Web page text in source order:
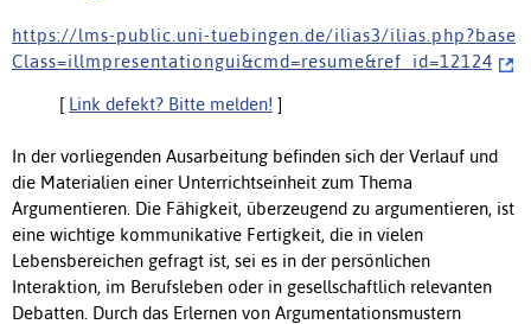
h t t p s : / / l m s - p u b l i c . u n i - t u e b i n g e n . d e / i l i a s 3 / i l i a s . p h p ? b a s e
C l a s s = i l l m p r e s e n t a t i o n g u i & c m d = r e s u m e & r e f _ i d = 1 2 1 2 4
[ Link defekt? Bitte melden! ]
In der vorliegenden Ausarbeitung befinden sich der Verlauf und
die Materialien einer Unterrichtseinheit zum Thema
Argumentieren. Die Fähigkeit, überzeugend zu argumentieren, ist
eine wichtige kommunikative Fertigkeit, die in vielen
Lebensbereichen gefragt ist, sei es in der persönlichen
Interaktion, im Berufsleben oder in gesellschaftlich relevanten
Debatten. Durch das Erlernen von Argumentationsmustern